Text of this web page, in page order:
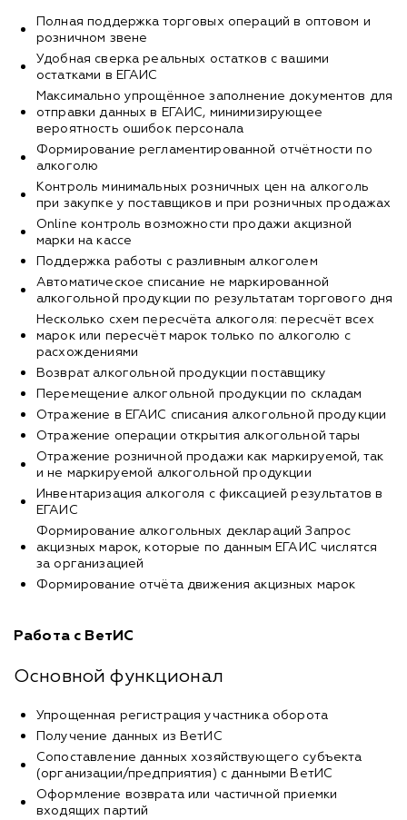
Полная поддержка торговых операций в оптовом и
розничном звене
Удобная сверка реальных остатков с вашими
остатками в ЕГАИС
Максимально упрощённое заполнение документов для
отправки данных в ЕГАИС, минимизирующее
вероятность ошибок персонала
Формирование регламентированной отчётности по
алкоголю
Контроль минимальных розничных цен на алкоголь
при закупке у поставщиков и при розничных продажах
Оnline контроль возможности продажи акцизной
марки на кассе
Поддержка работы с разливным алкоголем
Автоматическое списание не маркированной
алкогольной продукции по результатам торгового дня
Несколько схем пересчёта алкоголя: пересчёт всех
марок или пересчёт марок только по алкоголю с
расхождениями
Возврат алкогольной продукции поставщику
Перемещение алкогольной продукции по складам
Отражение в ЕГАИС списания алкогольной продукции
Отражение операции открытия алкогольной тары
Отражение розничной продажи как маркируемой, так
и не маркируемой алкогольной продукции
Инвентаризация алкоголя с фиксацией результатов в
ЕГАИС
Формирование алкогольных деклараций Запрос
акцизных марок, которые по данным ЕГАИС числятся
за организацией
Формирование отчёта движения акцизных марок
Работа с ВетИС
Основной функционал
Упрощенная регистрация участника оборота
Получение данных из ВетИС
Сопоставление данных хозяйствующего субъекта
(организации/предприятия) с данными ВетИС
Оформление возврата или частичной приемки
входящих партий